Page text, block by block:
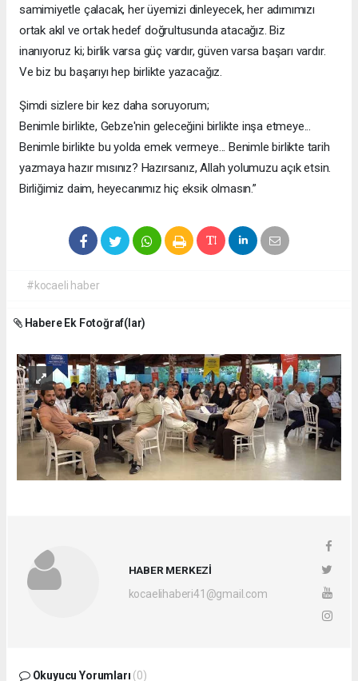
samimiyetle çalacak, her üyemizi dinleyecek, her adımımızı
ortak akıl ve ortak hedef doğrultusunda atacağız. Biz
inanıyoruz ki; birlik varsa güç vardır, güven varsa başarı vardır.
Ve biz bu başarıyı hep birlikte yazacağız.
Şimdi sizlere bir kez daha soruyorum;
Benimle birlikte, Gebze'nin geleceğini birlikte inşa etmeye...
Benimle birlikte bu yolda emek vermeye... Benimle birlikte tarih
yazmaya hazır mısınız? Hazırsanız, Allah yolumuzu açık etsin.
Birliğimiz daim, heyecanımız hiç eksik olmasın.”
#kocaeli haber
Habere Ek Fotoğraf(lar)
HABER MERKEZİ
kocaelihaberi41@gmail.com
Okuyucu Yorumları (0)